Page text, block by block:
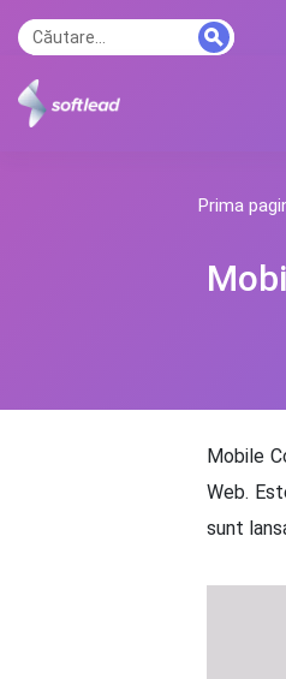
Prima
Mobile
Web.
sunt